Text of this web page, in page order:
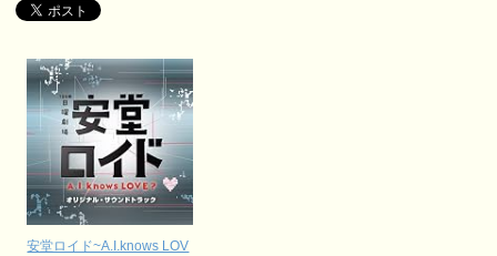
安堂ロイド~A.I.knows LOV